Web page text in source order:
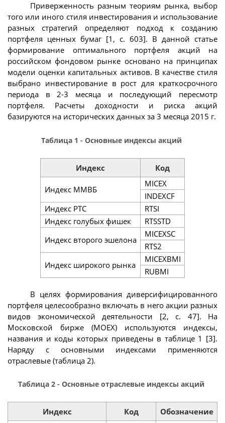
Приверженность разным теориям рынка, выбор
того или иного стиля инвестирования и использование
разных стратегий определяют подход к созданию
портфеля ценных бумаг [1, с. 603]. В данной статье
формирование оптимального портфеля акций на
российском фондовом рынке основано на принципах
модели оценки капитальных активов. В качестве стиля
выбрано инвестирование в рост для краткосрочного
периода в 2-3 месяца и последующий пересмотр
портфеля. Расчеты доходности и риска акций
базируются на исторических данных за 3 месяца 2015 г.
Таблица 1 - Основные индексы акций
Индекс Код
Индекс ММВБ
MICEX
INDEXCF
Индекс РТС
RTSI
Индекс голубых фишек
RTSSTD
Индекс второго эшелона
MICEXSC
RTS2
Индекс широкого рынка
MICEXBMI
RUBMI
В целях формирования диверсифицированного
портфеля целесообразно включать в него акции разных
видов экономической деятельности [2, c. 47]. На
Московской бирже (MOEX) используются индексы,
названия и коды которых приведены в таблице 1 [3].
Наряду с основными индексами применяются
отраслевые (таблица 2).
Таблица 2 - Основные отраслевые индексы акций
Индекс Код
Обозначение